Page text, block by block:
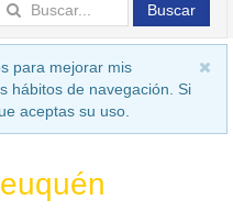
Buscar
para mejorar mis
hábitos de navegación. Si
aceptas su uso.